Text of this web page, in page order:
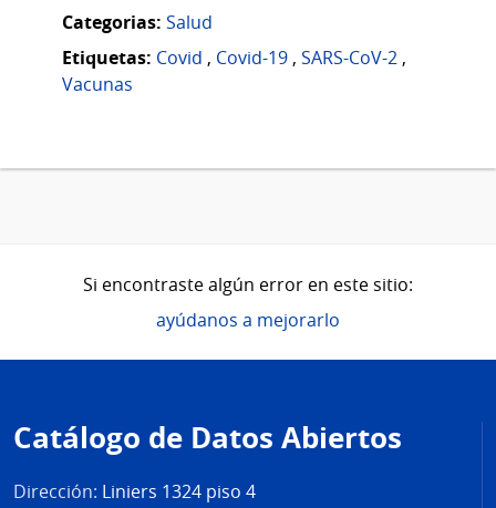
Categorias: Salud
Etiquetas: Covid , Covid-19 , SARS-CoV-2 ,
Vacunas
Si encontraste algún error en este sitio:
ayúdanos a mejorarlo
de
página
Catálogo de Datos Abiertos
Dirección: Liniers 1324 piso 4